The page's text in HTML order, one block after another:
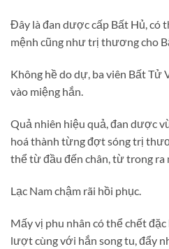
Đây là đan dược cấp Bất Hủ, có
mệnh cũng như trị thương cho
Không hề do dự, ba viên Bất Tử
vào miệng hắn.
Quả nhiên hiệu quả, đan dược
hoá thành từng đợt sóng trị
thể từ đầu đến chân, từ trong ra
Lạc Nam chậm rãi hồi phục.
Mấy vị phu nhân có thể chết
lượt cùng với hắn song tu, đẩy